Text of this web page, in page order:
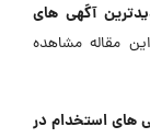
آگهی های
مقاله مشاهده
های استخدام در